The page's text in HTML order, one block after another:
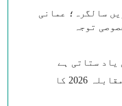
سالگرہ؛ عمانی
توجہ
یاد ستاتی ہے
سلطان قابوس بین الاقوامی قرآنی مقابلہ 2026 کا